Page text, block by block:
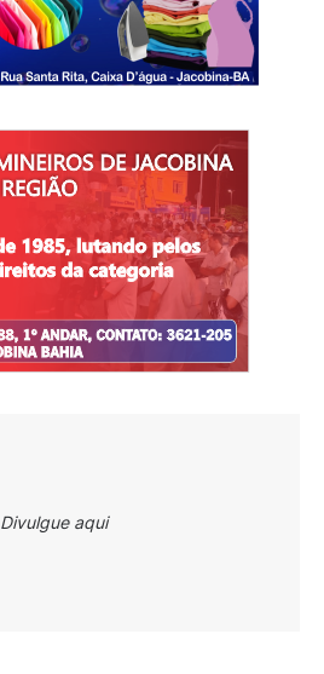
Divulgue aqui